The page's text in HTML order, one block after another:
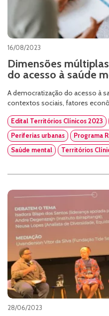
16/08/2023
Dimensões
do acesso à saúde
A democratização do acesso à
contextos sociais, fatores
Edital Territórios Clínicos 2023
Periferias urbanas
Programa
Saúde mental
Territórios
28/06/2023